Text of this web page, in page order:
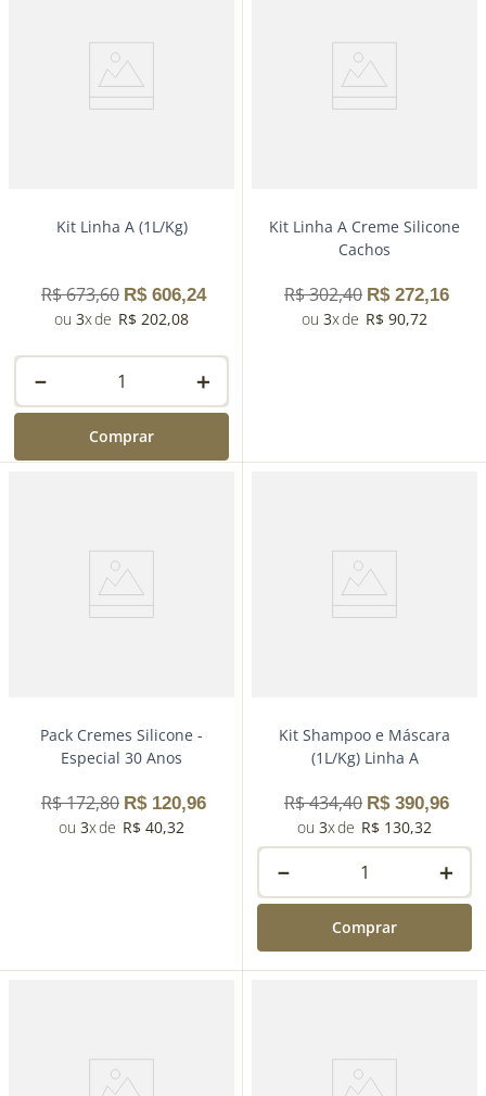
Kit Linha A (1L/Kg)
R$673,60 R$ 606,24
3
R$ 202,08
＋
－
Comprar
Kit Linha A Creme Silicone
Cachos
R$302,40 R$ 272,16
3
R$ 90,72
Comprar
Pack Cremes Silicone -
Especial 30 Anos
R$172,80 R$ 120,96
3
R$ 40,32
Kit Shampoo e Máscara
(1L/Kg) Linha A
R$434,40 R$ 390,96
3
R$ 130,32
＋
－
Comprar